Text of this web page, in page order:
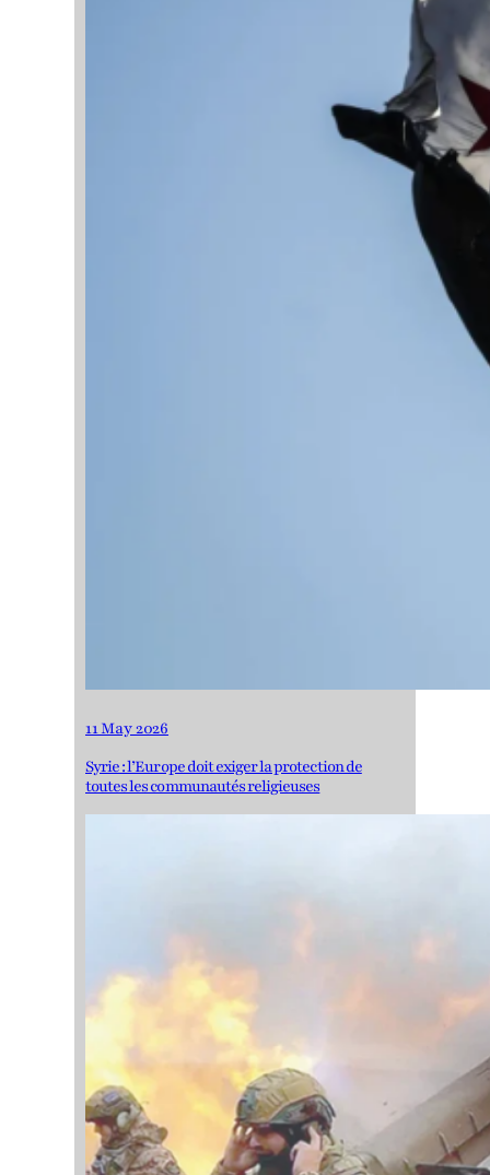
11 May 2026
Syrie : l’Europe doit exiger la protection de
toutes les communautés religieuses